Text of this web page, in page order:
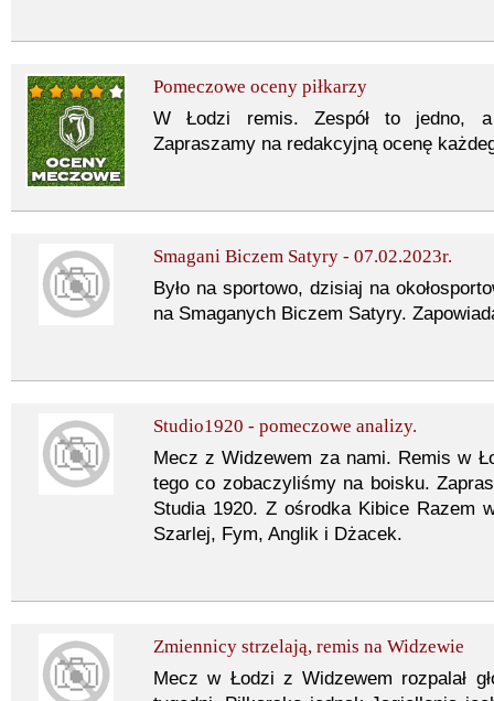
Pomeczowe oceny piłkarzy
W Łodzi remis. Zespół to jedno,
Zapraszamy na redakcyjną ocenę
Smagani Biczem Satyry - 07.02.2023r.
Było na sportowo, dzisiaj na
na Smaganych Biczem Satyry.
Studio1920 - pomeczowe analizy.
Mecz z Widzewem za nami. Remis w
tego co zobaczyliśmy na boisku.
Studia 1920. Z ośrodka Kibice Razem
Szarlej, Fym, Anglik i Dżacek.
Zmiennicy strzelają, remis na Widzewie
Mecz w Łodzi z Widzewem rozpalał